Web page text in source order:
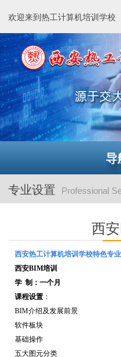
欢迎来到热工计算机培训学校
导
专业设置 Professional
西
西安热工计算机培训学校特色专业
西安BIM培训
学 制：一个月
课程设置 ：
BIM介绍及发展前景
软件板块
基础操作
五大图元分类